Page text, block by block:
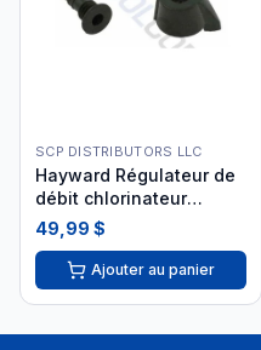
SCP DISTRIBUTORS LLC
Hayward Régulateur de
débit chlorinateur
CLX200PA i26
49,99 $
Ajouter au panier